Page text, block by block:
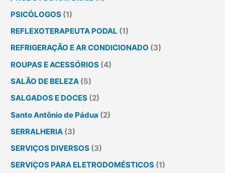
PSICÓLOGOS (1)
REFLEXOTERAPEUTA PODAL (1)
REFRIGERAÇÃO E AR CONDICIONADO (3)
ROUPAS E ACESSÓRIOS (4)
SALÃO DE BELEZA (5)
SALGADOS E DOCES (2)
Santo Antônio de Pádua (2)
SERRALHERIA (3)
SERVIÇOS DIVERSOS (3)
SERVIÇOS PARA ELETRODOMÉSTICOS (1)